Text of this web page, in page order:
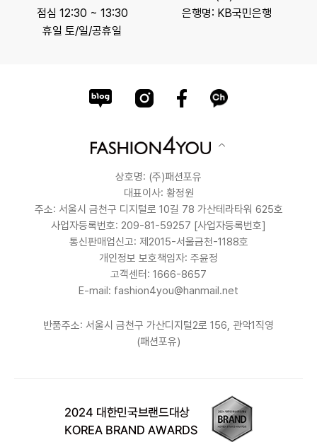
점심 12:30 ~ 13:30
휴일 토/일/공휴일
은행명: KB국민은행
상호명: (주)패션포유
대표이사: 황정원
주소: 서울시 금천구 디지털로 10길 78 가산테라타워 625호
사업자등록번호: 209-81-59257 [사업자등록번호]
통신판매업신고: 제2015-서울금천-1188호
개인정보 보호책임자: 주윤정
고객센터: 1666-8657
E-mail: fashion4you@hanmail.net
반품주소: 서울시 금천구 가산디지털2로 156, 관악1직영
(패션포유)